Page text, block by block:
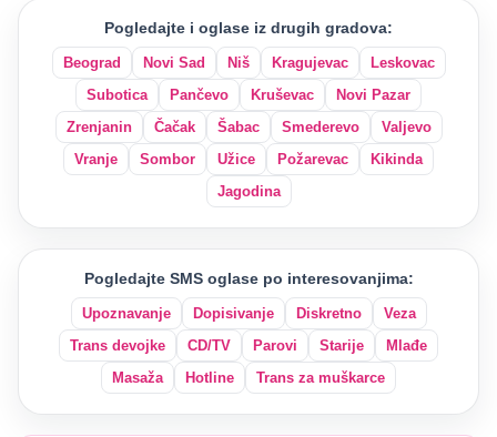
Pogledajte i oglase iz drugih gradova:
Beograd Novi Sad Niš Kragujevac
Leskovac
Subotica
Pančevo Kruševac
Novi Pazar
Zrenjanin
Čačak Šabac Smederevo
Valjevo
Vranje
Sombor Užice Požarevac
Kikinda
Jagodina
Pogledajte SMS oglase po interesovanjima:
Upoznavanje Dopisivanje Diskretno
Veza
Trans devojke
CD/TV Parovi Starije
Mlađe
Masaža
Hotline Trans za muškarce